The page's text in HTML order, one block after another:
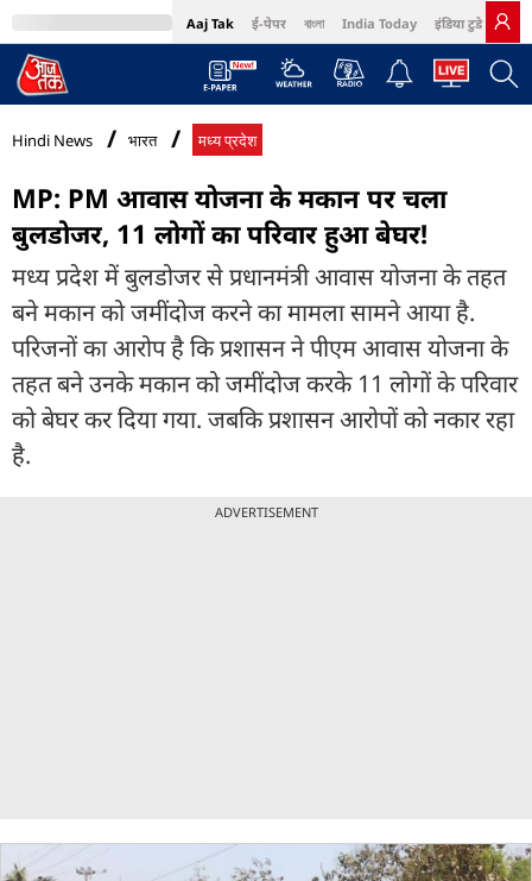
Aaj Tak ई-पेपर বাংলা India Today इंडिया टुडे हिंदी
MumbaiTak Cosmopolitan Harper's Bazaar Northeast
Hindi News भारत मध्य प्रदेश
MP: PM आवास योजना के मकान पर चला
बुलडोजर, 11 लोगों का परिवार हुआ बेघर!
मध्य प्रदेश में बुलडोजर से प्रधानमंत्री आवास योजना के तहत
बने मकान को जमींदोज करने का मामला सामने आया है.
परिजनों का आरोप है कि प्रशासन ने पीएम आवास योजना के
तहत बने उनके मकान को जमींदोज करके 11 लोगों के परिवार
को बेघर कर दिया गया. जबकि प्रशासन आरोपों को नकार रहा
है.
ADVERTISEMENT